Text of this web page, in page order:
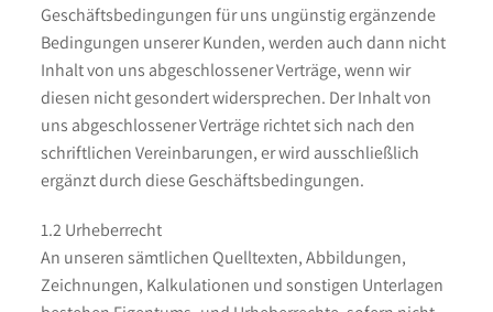
Geschäftsbedingungen für uns ungünstig ergänzende
Bedingungen unserer Kunden, werden auch dann nicht
Inhalt von uns abgeschlossener Verträge, wenn wir
diesen nicht gesondert widersprechen. Der Inhalt von
uns abgeschlossener Verträge richtet sich nach den
schriftlichen Vereinbarungen, er wird ausschließlich
ergänzt durch diese Geschäftsbedingungen.
1.2 Urheberrecht
An unseren sämtlichen Quelltexten, Abbildungen,
Zeichnungen, Kalkulationen und sonstigen Unterlagen